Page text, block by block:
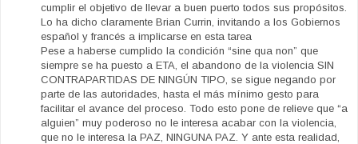
cumplir el objetivo de llevar a buen puerto todos sus propósitos.
Lo ha dicho claramente Brian Currin, invitando a los Gobiernos
español y francés a implicarse en esta tarea
Pese a haberse cumplido la condición “sine qua non” que
siempre se ha puesto a ETA, el abandono de la violencia SIN
CONTRAPARTIDAS DE NINGÚN TIPO, se sigue negando por
parte de las autoridades, hasta el más mínimo gesto para
facilitar el avance del proceso. Todo esto pone de relieve que “a
alguien” muy poderoso no le interesa acabar con la violencia,
que no le interesa la PAZ, NINGUNA PAZ. Y ante esta realidad,